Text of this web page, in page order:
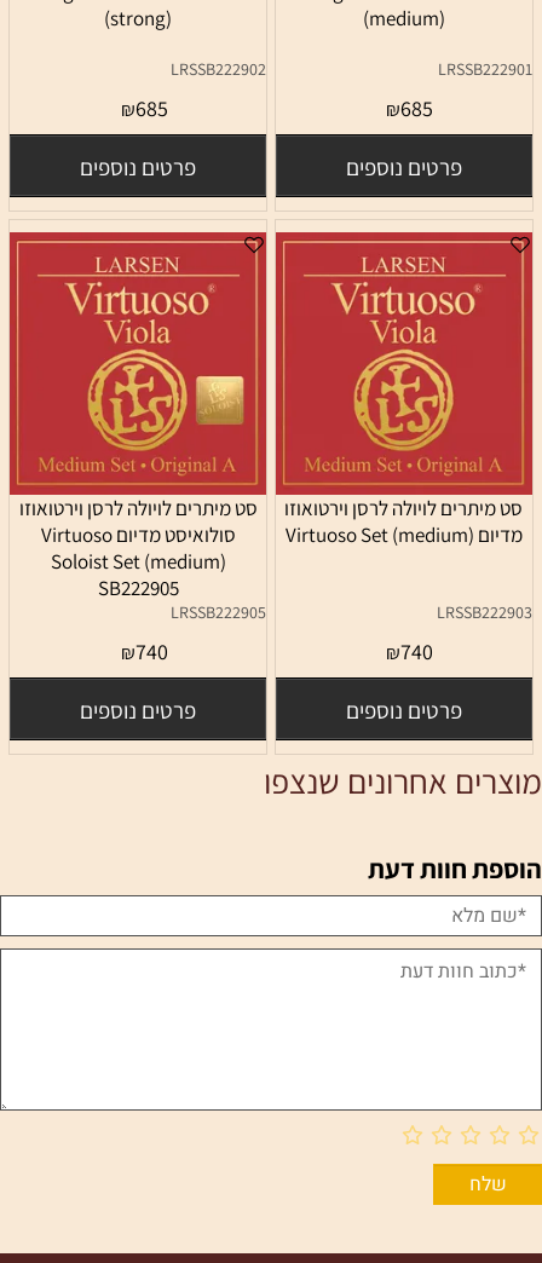
(medium)
₪685
פרטים נוספים
(strong)
LRSSB222902
₪685
פרטים נוספים
סט מיתרים לויולה לרסן וירטואוזו
מדיום Virtuoso Set (medium)
₪740
פרטים נוספים
סט מיתרים לויולה לרסן וירטואוזו
סולואיסט מדיום Virtuoso
Soloist Set (medium)
SB222905
LRSSB222905
₪740
פרטים נוספים
אחרונים שנצפו
חוות דעת